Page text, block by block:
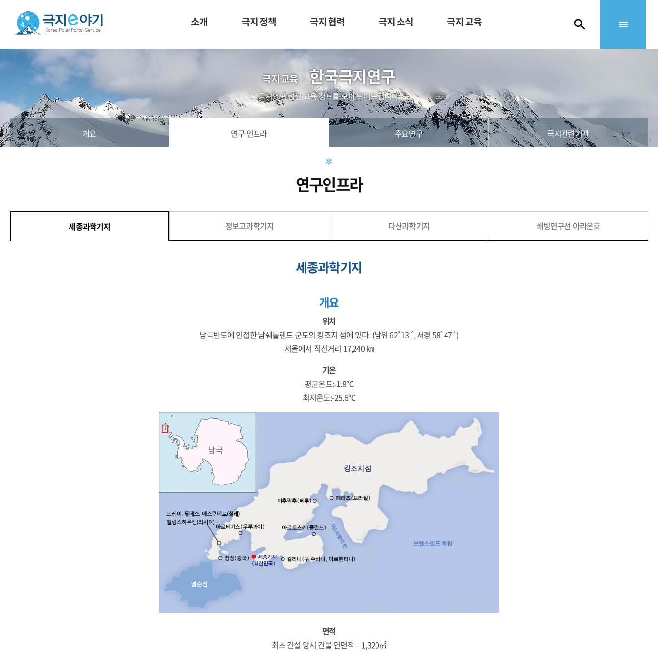
소개 극지 정책 극지 협력 극지 소식 극지 교육
극지 교육 한국극지연구
극지와 관련된 교육 정보를 모아 보여드립니다.
개요 연구 인프라 주요연구 극지관련기관
연구인프라
세종과학기지 정보고과학기지 다산과학기지 쇄빙연구선 아라온호
세종과학기지
개요
위치
남극반도에 인접한 남쉐틀랜드 군도의 킹조지 섬에 있다. (남위 62˚ 13´, 서경 58˚ 47´)
서울에서 직선거리 17,240 ㎞
기온
평균온도:-1.8℃
최저온도:-25.6℃
면적
최초 건설 당시 건물 연면적 – 1,320㎡